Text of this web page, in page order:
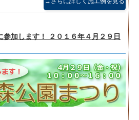
参加します！ ２０１６年４月２９日